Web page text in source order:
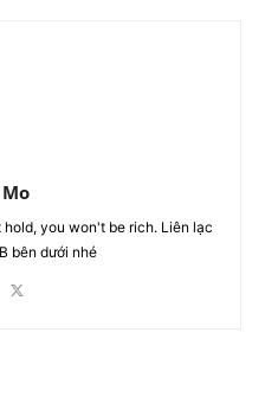
you won't be rich. Liên lạc
bên dưới nhé